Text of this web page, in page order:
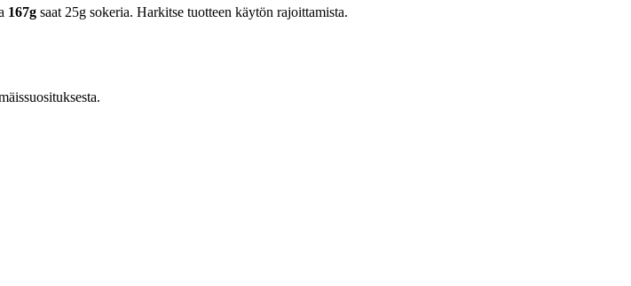
167g saat 25g sokeria. Harkitse tuotteen käytön rajoittamista.